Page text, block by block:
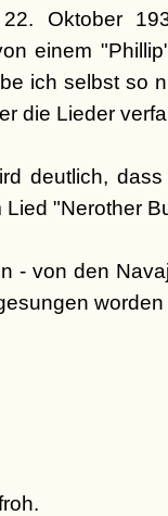
Oktober
einem
ich selbst so
die Lieder
deutlich,
"Nerother
- von den